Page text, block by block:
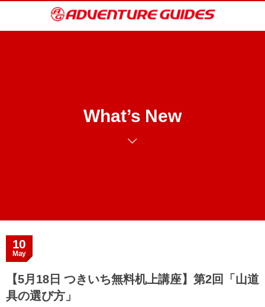
What’s New
10
May
【5月18日 つきいち無料机上講座】第2回「山道
具の選び方」